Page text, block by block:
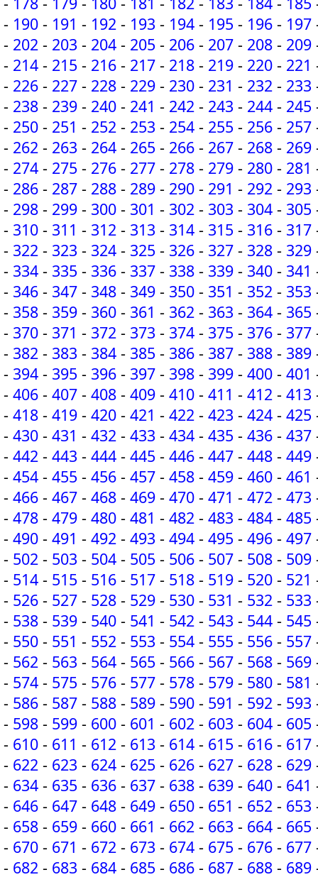
- 190 - 191 - 192 - 193 - 194 - 195 - 196 - 197
- 202 - 203 - 204 - 205 - 206 - 207 - 208 - 209
- 214 - 215 - 216 - 217 - 218 - 219 - 220 - 221
- 226 - 227 - 228 - 229 - 230 - 231 - 232 - 233
- 238 - 239 - 240 - 241 - 242 - 243 - 244 - 245
- 250 - 251 - 252 - 253 - 254 - 255 - 256 - 257
- 262 - 263 - 264 - 265 - 266 - 267 - 268 - 269
- 274 - 275 - 276 - 277 - 278 - 279 - 280 - 281
- 286 - 287 - 288 - 289 - 290 - 291 - 292 - 293
- 298 - 299 - 300 - 301 - 302 - 303 - 304 - 305
- 310 - 311 - 312 - 313 - 314 - 315 - 316 - 317
- 322 - 323 - 324 - 325 - 326 - 327 - 328 - 329
- 334 - 335 - 336 - 337 - 338 - 339 - 340 - 341
- 346 - 347 - 348 - 349 - 350 - 351 - 352 - 353
- 358 - 359 - 360 - 361 - 362 - 363 - 364 - 365
- 370 - 371 - 372 - 373 - 374 - 375 - 376 - 377
- 382 - 383 - 384 - 385 - 386 - 387 - 388 - 389
- 394 - 395 - 396 - 397 - 398 - 399 - 400 - 401
- 406 - 407 - 408 - 409 - 410 - 411 - 412 - 413
- 418 - 419 - 420 - 421 - 422 - 423 - 424 - 425
- 430 - 431 - 432 - 433 - 434 - 435 - 436 - 437
- 442 - 443 - 444 - 445 - 446 - 447 - 448 - 449
- 454 - 455 - 456 - 457 - 458 - 459 - 460 - 461
- 466 - 467 - 468 - 469 - 470 - 471 - 472 - 473
- 478 - 479 - 480 - 481 - 482 - 483 - 484 - 485
- 490 - 491 - 492 - 493 - 494 - 495 - 496 - 497
- 502 - 503 - 504 - 505 - 506 - 507 - 508 - 509
- 514 - 515 - 516 - 517 - 518 - 519 - 520 - 521
- 526 - 527 - 528 - 529 - 530 - 531 - 532 - 533
- 538 - 539 - 540 - 541 - 542 - 543 - 544 - 545
- 550 - 551 - 552 - 553 - 554 - 555 - 556 - 557
- 562 - 563 - 564 - 565 - 566 - 567 - 568 - 569
- 574 - 575 - 576 - 577 - 578 - 579 - 580 - 581
- 586 - 587 - 588 - 589 - 590 - 591 - 592 - 593
- 598 - 599 - 600 - 601 - 602 - 603 - 604 - 605
- 610 - 611 - 612 - 613 - 614 - 615 - 616 - 617
- 622 - 623 - 624 - 625 - 626 - 627 - 628 - 629
- 634 - 635 - 636 - 637 - 638 - 639 - 640 - 641
- 646 - 647 - 648 - 649 - 650 - 651 - 652 - 653
- 658 - 659 - 660 - 661 - 662 - 663 - 664 - 665
- 670 - 671 - 672 - 673 - 674 - 675 - 676 - 677
- 682 - 683 - 684 - 685 - 686 - 687 - 688 - 689